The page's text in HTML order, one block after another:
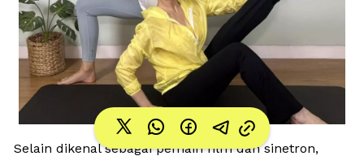
Selain dikenal sebagai pemain film dan sinetron,